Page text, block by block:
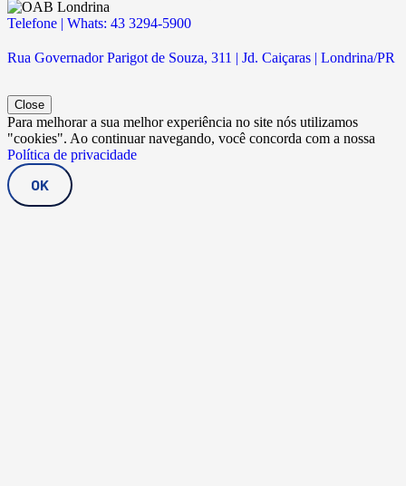
Telefone | Whats: 43 3294-5900
Rua Governador Parigot de Souza, 311 | Jd. Caiçaras | Londrina/PR
Close
Para melhorar a sua melhor experiência no site nós utilizamos
"cookies". Ao continuar navegando, você concorda com a nossa
Política de privacidade
OK